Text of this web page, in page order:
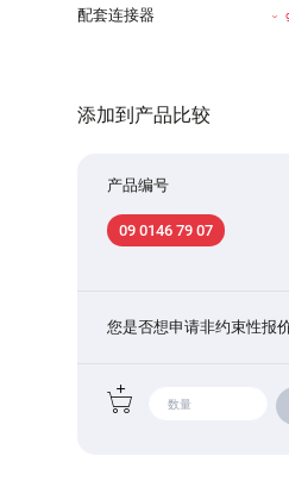
配套连接器
添加到产品比较
产品编号
09 0146 79 07
您是否想申请非约束性报